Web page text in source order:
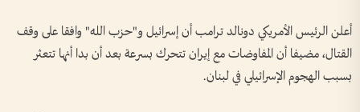
أعلن الرئيس الأمريكي دونالد ترامب أن إسرائيل و"حزب الله" وافقا على وقف
القتال، مضيفا أن المفاوضات مع إيران تتحرك بسرعة بعد أن بدا أنها تتعثر
بسبب الهجوم الإسرائيلي في لبنان.